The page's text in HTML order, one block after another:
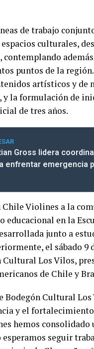
de trabajo
culturales,
puntos de la
artísticos y de
la formulación de
de tres años.
Gross lidera
enfrentar emergencia
Violines a la
educacional en la
junto a
el sábado
Cultural Los Vilos,
de Chile y
Bodegón Cultural
y el
hemos consolidado
seguir